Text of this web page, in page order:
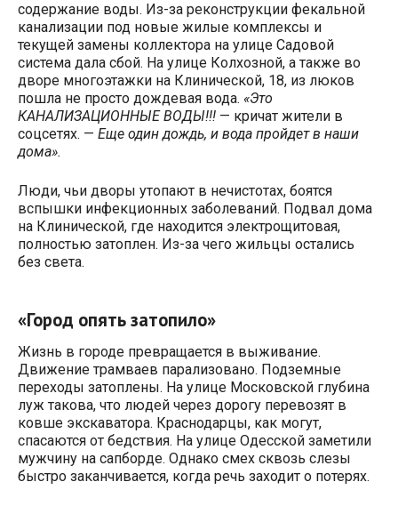
содержание воды. Из-за реконструкции фекальной
канализации под новые жилые комплексы и
текущей замены коллектора на улице Садовой
система дала сбой. На улице Колхозной, а также во
дворе многоэтажки на Клинической, 18, из люков
пошла не просто дождевая вода. «Это
КАНАЛИЗАЦИОННЫЕ ВОДЫ!!! — кричат жители в
соцсетях. — Еще один дождь, и вода пройдет в наши
дома».
Люди, чьи дворы утопают в нечистотах, боятся
вспышки инфекционных заболеваний. Подвал дома
на Клинической, где находится электрощитовая,
полностью затоплен. Из-за чего жильцы остались
без света.
«Город опять затопило»
Жизнь в городе превращается в выживание.
Движение трамваев парализовано. Подземные
переходы затоплены. На улице Московской глубина
луж такова, что людей через дорогу перевозят в
ковше экскаватора. Краснодарцы, как могут,
спасаются от бедствия. На улице Одесской заметили
мужчину на сапборде. Однако смех сквозь слезы
быстро заканчивается, когда речь заходит о потерях.